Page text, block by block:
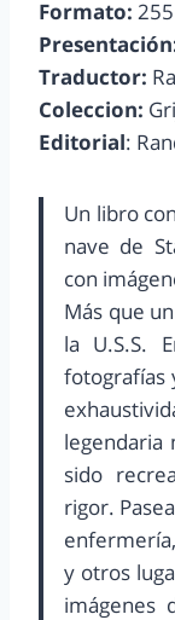
Formato:
Traductor:
Coleccion:
Editorial:
Un libro
nave de
con
Más que
la U.S.S.
fotografías
legendaria
sido
rigor.
y otros
imágenes